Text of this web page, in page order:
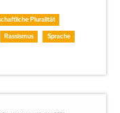
Pluralität
Rassismus
Sprache